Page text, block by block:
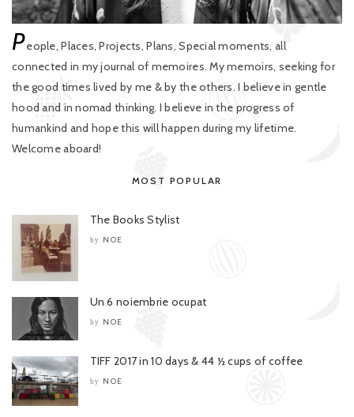
People, Places, Projects, Plans, Special moments, all
connected in my journal of memoires. My memoirs, seeking for
the good times lived by me & by the others. I believe in gentle
hood and in nomad thinking. I believe in the progress of
humankind and hope this will happen during my lifetime.
Welcome aboard!
MOST POPULAR
The Books Stylist
by NOE
Un 6 noiembrie ocupat
by NOE
TIFF 2017 in 10 days & 44 ½ cups of coffee
by NOE